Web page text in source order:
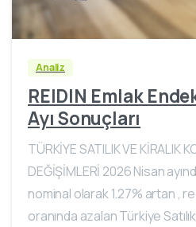
Analiz
REIDIN Emlak
Ayı Sonuçları
TÜRKİYE SATILIK VE KİRALIK
DEĞİŞİMLERİ 2026 Nisan
nominal olarak 1.27% artan ,
oranında azalan Türkiye